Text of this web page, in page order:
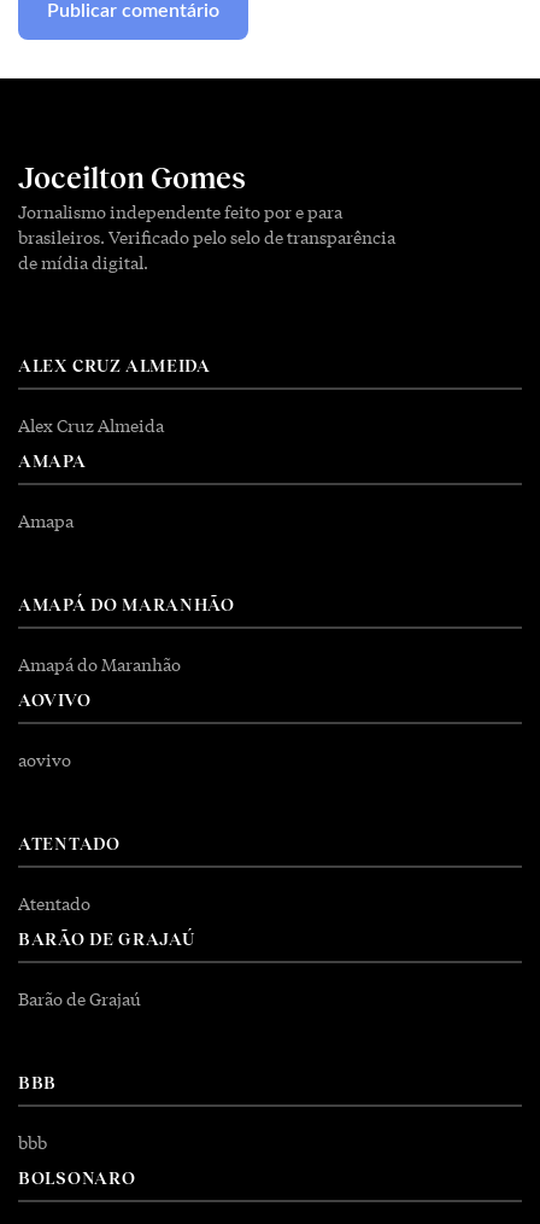
Joceilton Gomes
Jornalismo independente feito por e para
brasileiros. Verificado pelo selo de transparência
de mídia digital.
ALEX CRUZ ALMEIDA
Alex Cruz Almeida
AMAPA
Amapa
AMAPÁ DO MARANHÃO
Amapá do Maranhão
AOVIVO
aovivo
ATENTADO
Atentado
BARÃO DE GRAJAÚ
Barão de Grajaú
BBB
bbb
BOLSONARO